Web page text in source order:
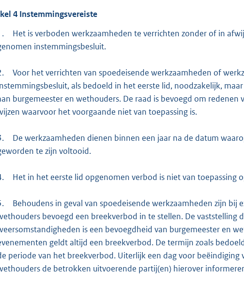
4 Instemmingsvereiste
Het is verboden werkzaamheden te verrichten zonder of in
instemmingsbesluit.
Voor het verrichten van spoedeisende werkzaamheden of
als bedoeld in het eerste lid, noodzakelijk,
burgemeester en wethouders. De raad is bevoegd om
waarvoor het voorgaande niet van toepassing is.
De werkzaamheden dienen binnen een jaar na de datum
te zijn voltooid.
Het in het eerste lid opgenomen verbod is niet van toepassing
Behoudens in geval van spoedeisende werkzaamheden zijn
bevoegd een breekverbod in te stellen. De vaststelling
is een bevoegdheid van burgemeester en
geldt altijd een breekverbod. De termijn zoals
periode van het breekverbod. Uiterlijk een dag voor beëindiging
de betrokken uitvoerende partij(en) hierover